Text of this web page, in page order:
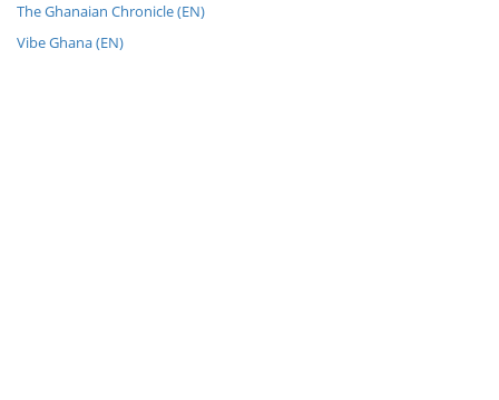
The Ghanaian Chronicle (EN)
Vibe Ghana (EN)